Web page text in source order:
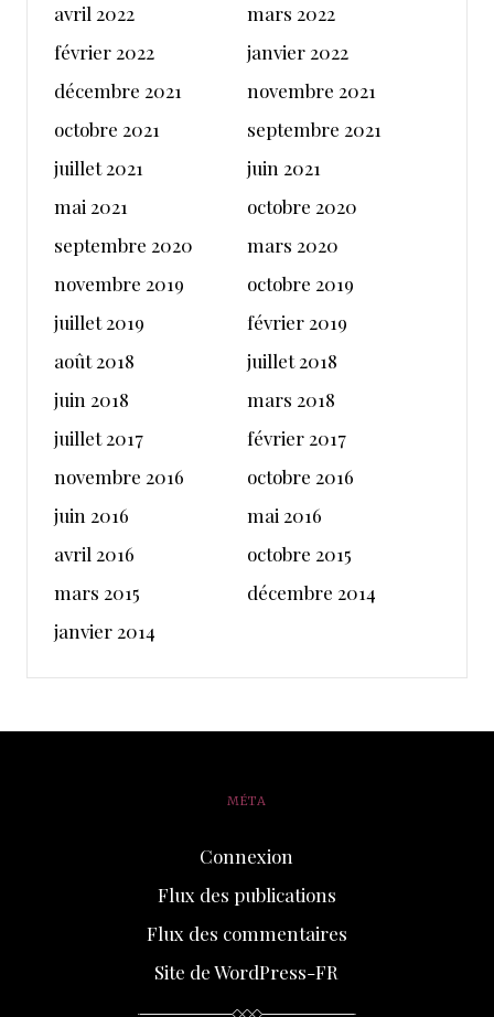
avril 2022
mars 2022
février 2022
janvier 2022
décembre 2021
novembre 2021
octobre 2021
septembre 2021
juillet 2021
juin 2021
mai 2021
octobre 2020
septembre 2020
mars 2020
novembre 2019
octobre 2019
juillet 2019
février 2019
août 2018
juillet 2018
juin 2018
mars 2018
juillet 2017
février 2017
novembre 2016
octobre 2016
juin 2016
mai 2016
avril 2016
octobre 2015
mars 2015
décembre 2014
janvier 2014
MÉTA
Connexion
Flux des publications
Flux des commentaires
Site de WordPress-FR